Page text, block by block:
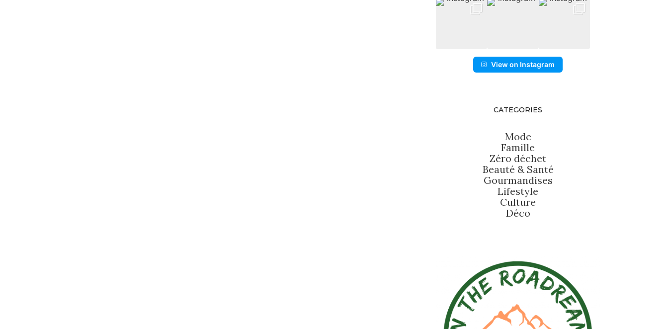
View on Instagram
CATEGORIES
Mode
Famille
Zéro déchet
Beauté & Santé
Gourmandises
Lifestyle
Culture
Déco